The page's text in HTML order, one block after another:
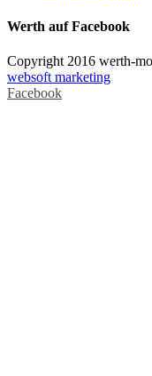
Werth auf Facebook
Copyright 2016 werth-
websoft marketing
Facebook